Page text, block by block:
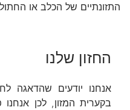
התזונתיים של הכלב או
החזון שלנו
אנחנו יודעים שהדאגה
בקערית המזון, לכן